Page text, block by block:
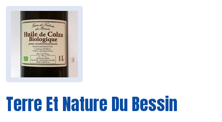
Terre Et Nature Du Bessin